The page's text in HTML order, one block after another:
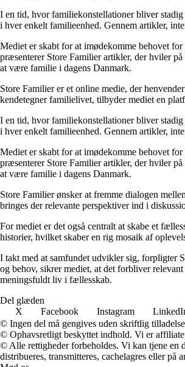
I en tid, hvor familiekonstellationer bliver
i hver enkelt familieenhed. Gennem artikler,
Mediet er skabt for at imødekomme behovet
præsenterer Store Familier artikler, der hviler
at være familie i dagens Danmark.
Store Familier er et online medie, der
kendetegner familielivet, tilbyder mediet en
I en tid, hvor familiekonstellationer bliver
i hver enkelt familieenhed. Gennem artikler,
Mediet er skabt for at imødekomme behovet
præsenterer Store Familier artikler, der hviler
at være familie i dagens Danmark.
Store Familier ønsker at fremme dialogen
bringes der relevante perspektiver ind i
For mediet er det også centralt at skabe et
historier, hvilket skaber en rig mosaik af
I takt med at samfundet udvikler sig, forpligter
og behov, sikrer mediet, at det forbliver
meningsfuldt liv i fællesskab.
Del glæden
X
Facebook Instagram
© Ingen del må gengives uden skriftlig
© Ophavsretligt beskyttet indhold. Vi er
© Alle rettigheder forbeholdes. Vi kan tjene en
distribueres, transmitteres, cachelagres eller på